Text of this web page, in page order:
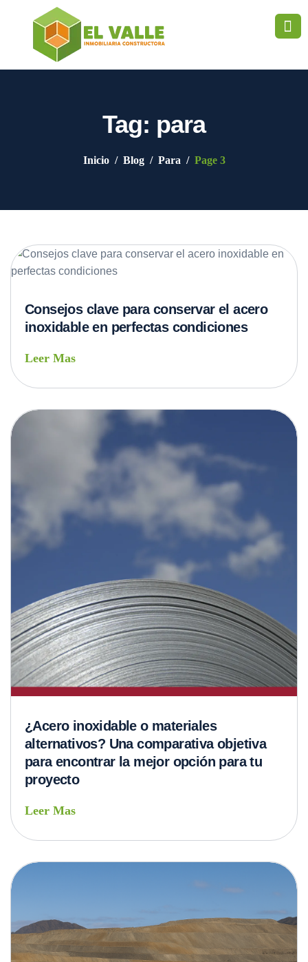
Tag: para
Inicio Blog Para Page 3
Consejos clave para conservar el acero
inoxidable en perfectas condiciones
Leer Mas
¿Acero inoxidable o materiales
alternativos? Una comparativa objetiva
para encontrar la mejor opción para tu
proyecto
Leer Mas